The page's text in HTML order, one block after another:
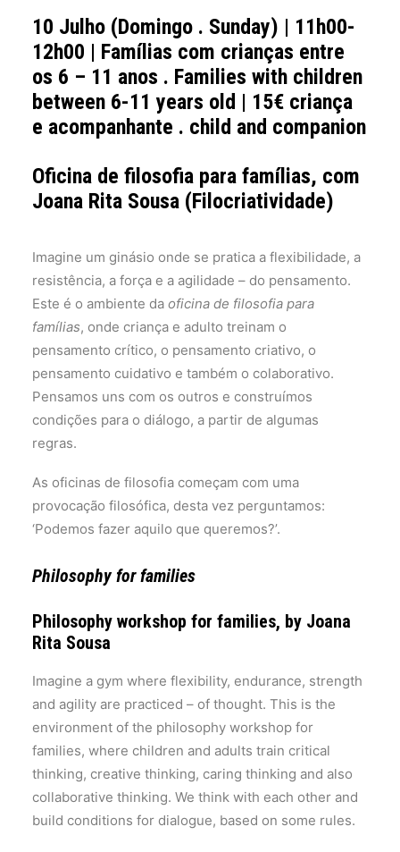
10 Julho (Domingo . Sunday) | 11h00-
12h00 | Famílias com crianças entre
os 6 – 11 anos . Families with children
between 6-11 years old | 15€ criança
e acompanhante . child and companion
Oficina de filosofia para famílias, com
Joana Rita Sousa (Filocriatividade)
Imagine um ginásio onde se pratica a flexibilidade, a
resistência, a força e a agilidade – do pensamento.
Este é o ambiente da oficina de filosofia para
famílias, onde criança e adulto treinam o
pensamento crítico, o pensamento criativo, o
pensamento cuidativo e também o colaborativo.
Pensamos uns com os outros e construímos
condições para o diálogo, a partir de algumas
regras.
As oficinas de filosofia começam com uma
provocação filosófica, desta vez perguntamos:
‘Podemos fazer aquilo que queremos?’.
Philosophy for families
Philosophy workshop for families, by Joana
Rita Sousa
Imagine a gym where flexibility, endurance, strength
and agility are practiced – of thought. This is the
environment of the philosophy workshop for
families, where children and adults train critical
thinking, creative thinking, caring thinking and also
collaborative thinking. We think with each other and
build conditions for dialogue, based on some rules.